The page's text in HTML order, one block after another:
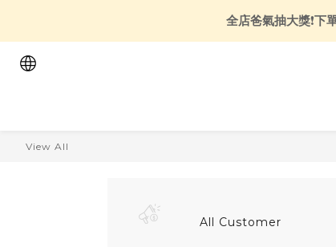
View All
All Customer
全店爸氣抽大獎❗下